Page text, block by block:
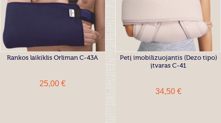
Rankos laikiklis Orliman C-43A
25,00 €
Petį imobilizuojantis (Dezo tipo)
įtvaras C-41
34,50 €